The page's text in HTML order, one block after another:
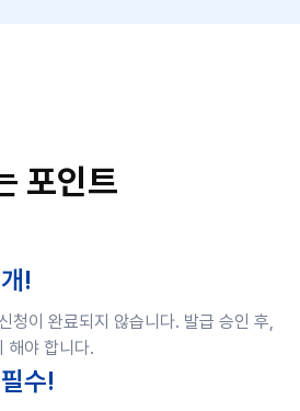
포인트
!
청이 완료되지 않습니다. 발급 승인 후,
해야 합니다.
수!